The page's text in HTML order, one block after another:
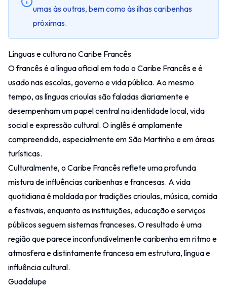
umas às outras, bem como às ilhas caribenhas
próximas.
Línguas e cultura no Caribe Francês
O francês é a língua oficial em todo o Caribe Francês e é
usado nas escolas, governo e vida pública. Ao mesmo
tempo, as línguas crioulas são faladas diariamente e
desempenham um papel central na identidade local, vida
social e expressão cultural. O inglês é amplamente
compreendido, especialmente em São Martinho e em áreas
turísticas.
Culturalmente, o Caribe Francês reflete uma profunda
mistura de influências caribenhas e francesas. A vida
quotidiana é moldada por tradições crioulas, música, comida
e festivais, enquanto as instituições, educação e serviços
públicos seguem sistemas franceses. O resultado é uma
região que parece inconfundivelmente caribenha em ritmo e
atmosfera e distintamente francesa em estrutura, língua e
influência cultural.
Guadalupe